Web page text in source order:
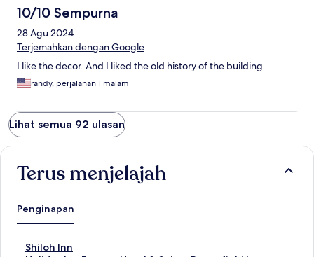
10/10 Sempurna
28 Agu 2024
Terjemahkan dengan Google
I like the decor. And I liked the old history of the building.
randy, perjalanan 1 malam
Lihat semua 92 ulasan
Terus menjelajah
Penginapan
Shiloh Inn
T